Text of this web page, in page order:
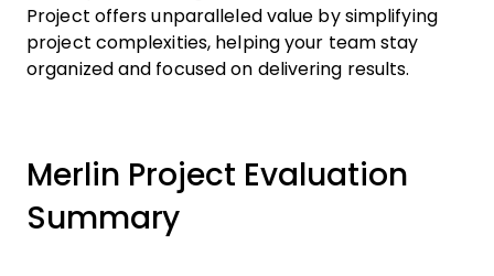
Project offers unparalleled value by simplifying
project complexities, helping your team stay
organized and focused on delivering results.
Merlin Project Evaluation
Summary